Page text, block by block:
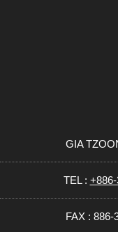
GIA
TEL :
FAX : 886-